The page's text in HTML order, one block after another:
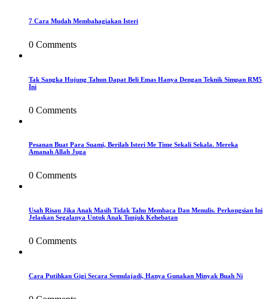
7 Cara Mudah Membahagiakan Isteri
0 Comments
Tak Sangka Hujung Tahun Dapat Beli Emas Hanya Dengan Teknik Simpan RM5
Ini
0 Comments
Pesanan Buat Para Suami, Berilah Isteri Me Time Sekali Sekala. Mereka
Amanah Allah Juga
0 Comments
Usah Risau Jika Anak Masih Tidak Tahu Membaca Dan Menulis. Perkongsian Ini
Jelaskan Segalanya Untuk Anak Tunjuk Kehebatan
0 Comments
Cara Putihkan Gigi Secara Semulajadi, Hanya Gunakan Minyak Buah Ni